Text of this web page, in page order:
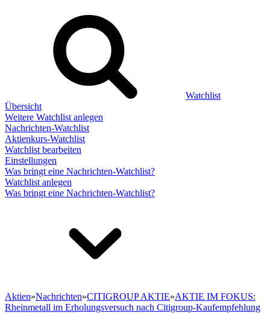
Watchlist
Übersicht
Weitere Watchlist anlegen
Nachrichten-Watchlist
Aktienkurs-Watchlist
Watchlist bearbeiten
Einstellungen
Was bringt eine Nachrichten-Watchlist?
Watchlist anlegen
Was bringt eine Nachrichten-Watchlist?
Aktien»Nachrichten»CITIGROUP AKTIE»AKTIE IM FOKUS:
Rheinmetall im Erholungsversuch nach Citigroup-Kaufempfehlung